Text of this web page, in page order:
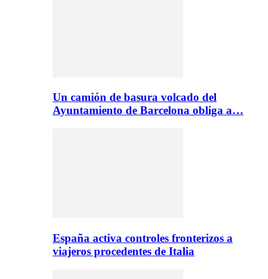
Un camión de basura volcado del
Ayuntamiento de Barcelona obliga a…
España activa controles fronterizos a
viajeros procedentes de Italia